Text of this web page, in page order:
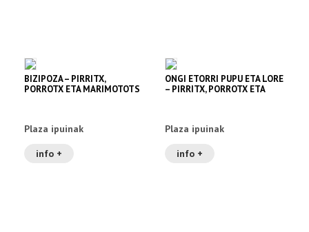
BIZIPOZA – PIRRITX,
PORROTX ETA MARIMOTOTS
Plaza ipuinak
info +
ONGI ETORRI PUPU ETA LORE
– PIRRITX, PORROTX ETA
Plaza ipuinak
info +